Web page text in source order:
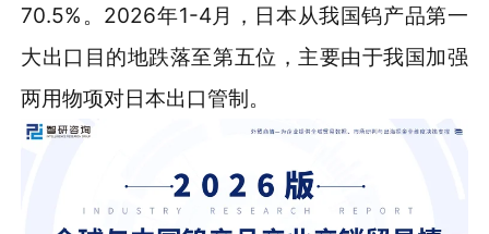
70.5%。2026年1-4月，日本从我国钨产品第一
大出口目的地跌落至第五位，主要由于我国加强
两用物项对日本出口管制。